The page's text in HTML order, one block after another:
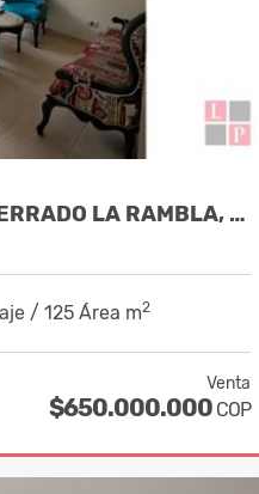
VENTA CASA CONJUNTO CERRADO LA RAMBLA, MANIZALES, 10221081
/ 125 Área m2
Venta
$650.000.000 COP